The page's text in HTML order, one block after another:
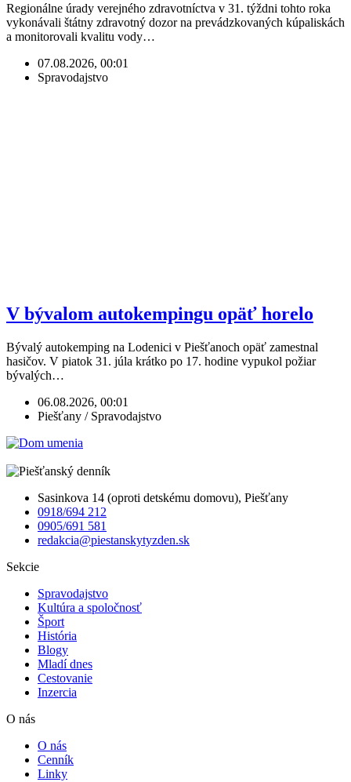
Regionálne úrady verejného zdravotníctva v 31. týždni tohto roka
vykonávali štátny zdravotný dozor na prevádzkovaných kúpaliskách
a monitorovali kvalitu vody…
07.08.2026, 00:01
Spravodajstvo
V bývalom autokempingu opäť horelo
Bývalý autokemping na Lodenici v Piešťanoch opäť zamestnal
hasičov. V piatok 31. júla krátko po 17. hodine vypukol požiar
bývalých…
06.08.2026, 00:01
Piešťany / Spravodajstvo
Sasinkova 14 (oproti detskému domovu), Piešťany
0918/694 212
0905/691 581
redakcia@piestanskytyzden.sk
Sekcie
Spravodajstvo
Kultúra a spoločnosť
Šport
História
Blogy
Mladí dnes
Cestovanie
Inzercia
O nás
O nás
Cenník
Linky